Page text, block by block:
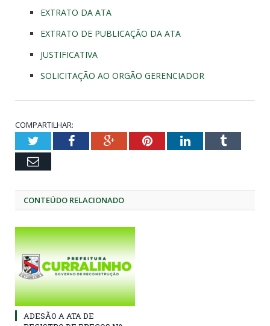
EXTRATO DA ATA
EXTRATO DE PUBLICAÇÃO DA ATA
JUSTIFICATIVA
SOLICITAÇÃO AO ORGÃO GERENCIADOR
COMPARTILHAR:
TwitterFacebookGoogle+PinterestLinkedInTumblr
Email
CONTEÚDO RELACIONADO
ADESÃO A ATA DE